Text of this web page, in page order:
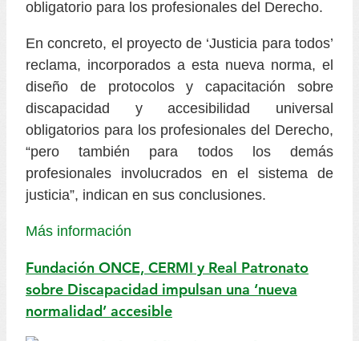
obligatorio para los profesionales del Derecho.
En concreto, el proyecto de ‘Justicia para todos’
reclama, incorporados a esta nueva norma, el
diseño de protocolos y capacitación sobre
discapacidad y accesibilidad universal
obligatorios para los profesionales del Derecho,
“pero también para todos los demás
profesionales involucrados en el sistema de
justicia”, indican en sus conclusiones.
Más información
Fundación ONCE, CERMI y Real Patronato
sobre Discapacidad impulsan una ‘nueva
normalidad’ accesible